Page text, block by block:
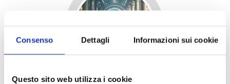
Consenso Dettagli Informazioni sui cookie
Questo sito web utilizza i cookie